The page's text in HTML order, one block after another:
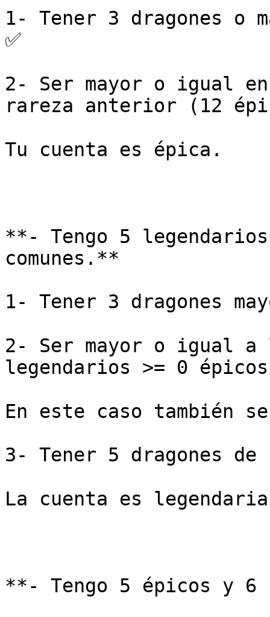
1- Tener 3 dragones o
✅
2- Ser mayor o igual
rareza anterior (12
Tu cuenta es épica.
**- Tengo 5
comunes.**
1- Tener 3 dragones
2- Ser mayor o igual
legendarios >= 0 épicos
En este caso también
3- Tener 5 dragones de
La cuenta es
**- Tengo 5 épicos y